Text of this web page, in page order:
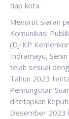
tiap kota.
Menurut siaran
Komunikasi
(DJIKP
Indramayu,
telah sesuai
Tahun 2023
Pemungutan
ditetapkan
Desember 2023